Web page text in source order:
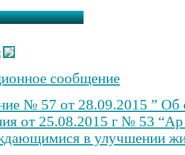
сообщение
№ 57 от 28.09.2015 ” Об
от 25.08.2015 г № 53
в улучшении